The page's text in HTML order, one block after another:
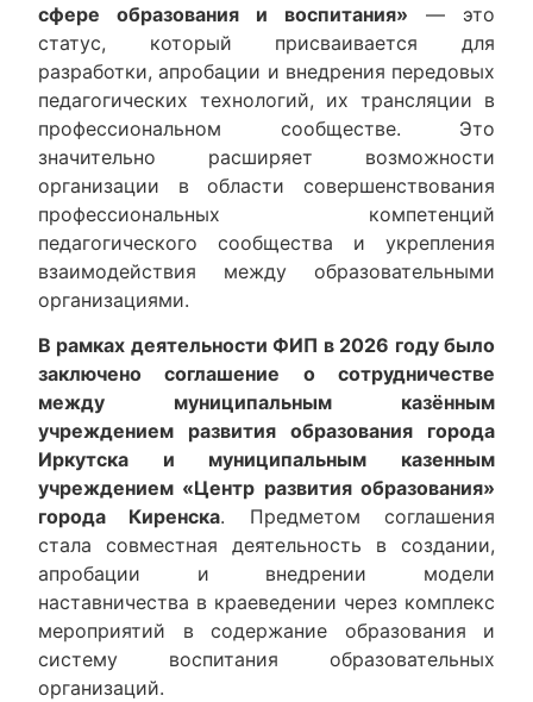
сфере образования и воспитания» — это
статус, который присваивается для
разработки, апробации и внедрения передовых
педагогических технологий, их трансляции в
профессиональном сообществе. Это
значительно расширяет возможности
организации в области совершенствования
профессиональных компетенций
педагогического сообщества и укрепления
взаимодействия между образовательными
организациями.
В рамках деятельности ФИП в 2026 году было
заключено соглашение о сотрудничестве
между муниципальным казённым
учреждением развития образования города
Иркутска и муниципальным казенным
учреждением «Центр развития образования»
города Киренска. Предметом соглашения
стала совместная деятельность в создании,
апробации и внедрении модели
наставничества в краеведении через комплекс
мероприятий в содержание образования и
систему воспитания образовательных
организаций.